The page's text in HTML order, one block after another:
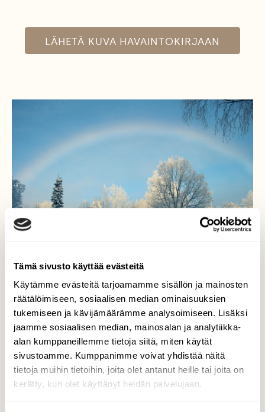
Tämä sivusto käyttää evästeitä
Käytämme evästeitä tarjoamamme sisällön ja mainosten
räätälöimiseen, sosiaalisen median ominaisuuksien
tukemiseen ja kävijämäärämme analysoimiseen. Lisäksi
jaamme sosiaalisen median, mainosalan ja analytiikka-
alan kumppaneillemme tietoja siitä, miten käytät
sivustoamme. Kumppanimme voivat yhdistää näitä
tietoja muihin tietoihin, joita olet antanut heille tai joita on
kerätty, kun olet käyttänyt heidän palvelujaan.
LÄHETÄ KUVA HAVAINTOKIRJAAN
Sumukaari
Komea sumukaari ilmestyi taivaalle
kaunistamaan jo muutenkin upeata
talvimaisemaa.